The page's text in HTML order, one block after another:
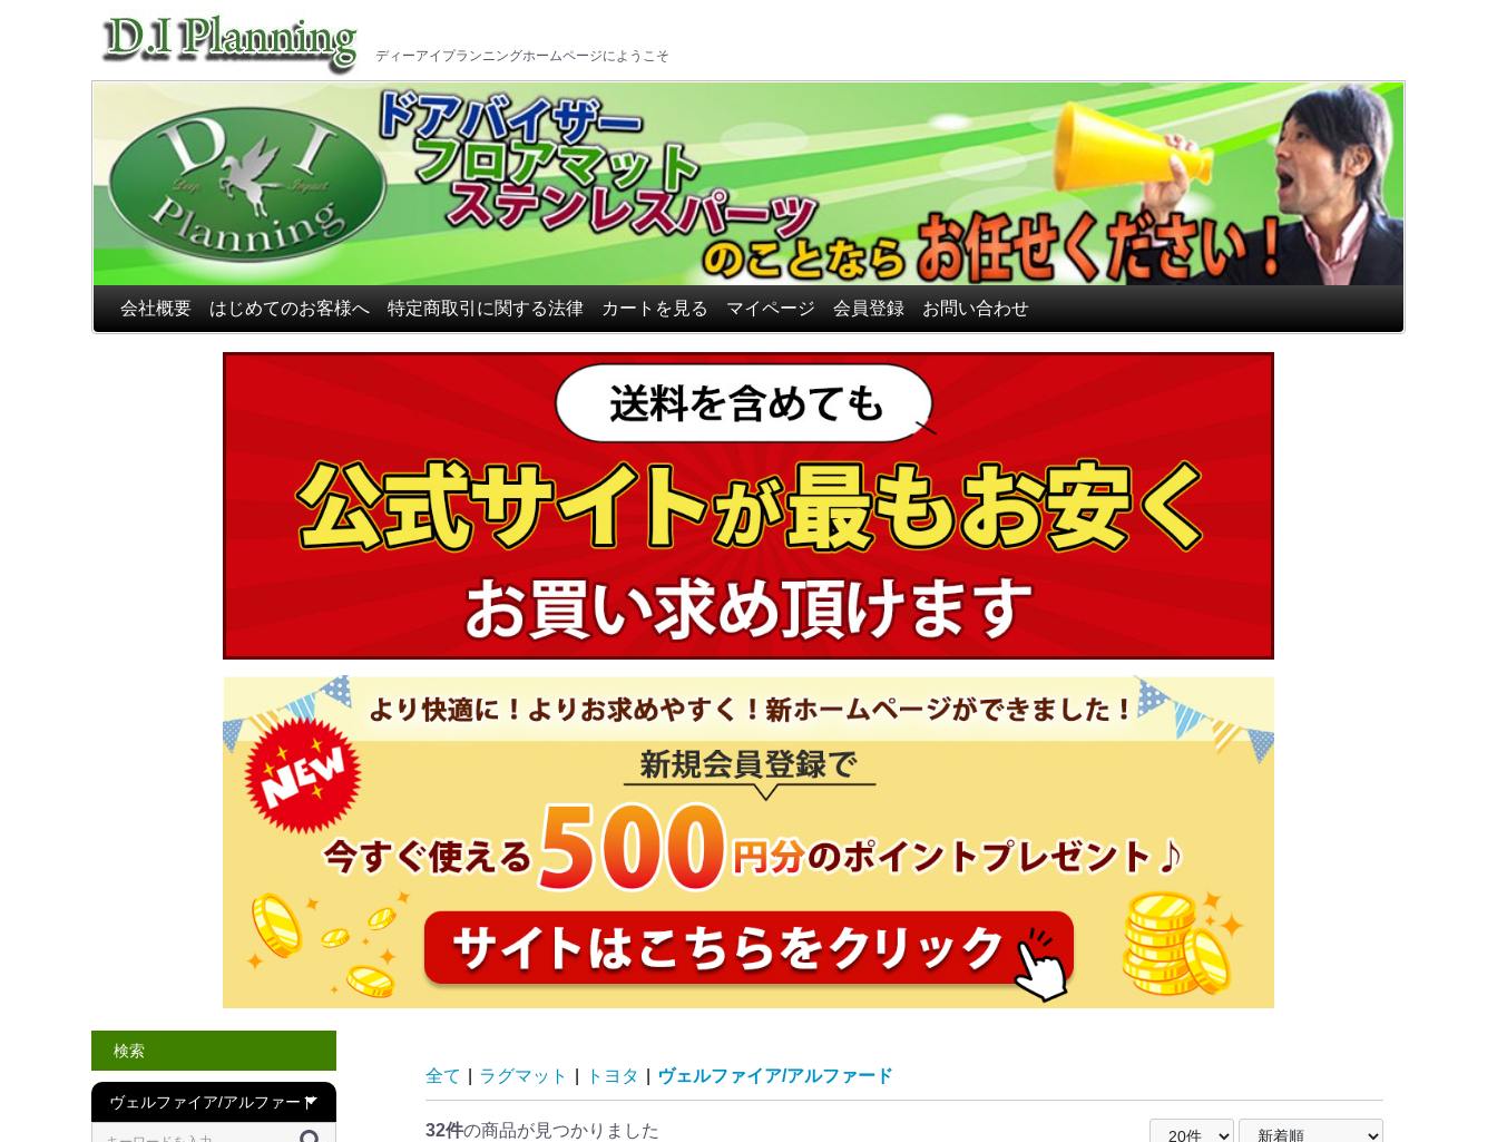
ディーアイプランニングホームページにようこそ
会社概要 はじめてのお客様へ 特定商取引に関する法律 カートを見る マイページ 会員登録 お問い合わせ
検索
全て ラグマット トヨタ ヴェルファイア/アルファード
32件の商品が見つかりました